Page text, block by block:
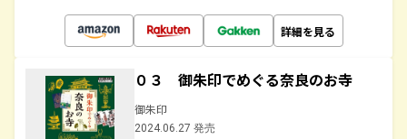
詳細を見る
０３ 御朱印でめぐる奈良のお寺
御朱印
2024.06.27 発売